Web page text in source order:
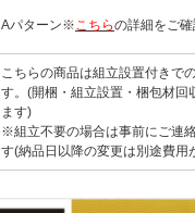
Aパターン※こちらの詳細をご確
こちらの商品は組立設置付きで
す。(開梱・組立設置・梱包材回
ます)
※組立不要の場合は事前にご連
す(納品日以降の変更は別途費用